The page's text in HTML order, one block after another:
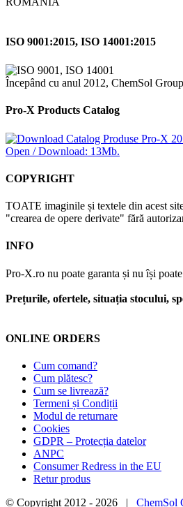
ISO 9001:2015, ISO 14001:2015
Începând cu anul 2012, ChemSol
Pro-X Products Catalog
Open / Download: 13Mb.
COPYRIGHT
TOATE imaginile și textele din acest
"crearea de opere derivate" fără
INFO
Pro-X.ro nu poate garanta și nu își
Prețurile, ofertele, situația stocului,
ONLINE ORDERS
Cum comand?
Cum plătesc?
Cum se livrează?
Termeni și Condiții
Modul de returnare
Cookies
GDPR – Protecția datelor
ANPC
Consumer Redress in the EU
Retur produs
© Copyright 2012 - 2026 | ChemSol